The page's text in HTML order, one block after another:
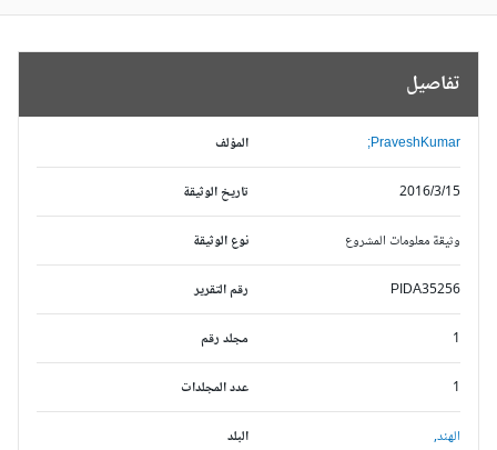
تفاصيل
المؤلف PraveshKumar;
تاريخ الوثيقة 2016/3/15
نوع الوثيقة وثيقة معلومات المشروع
رقم التقرير PIDA35256
مجلد رقم
عدد المجلدات
البلد الهند,